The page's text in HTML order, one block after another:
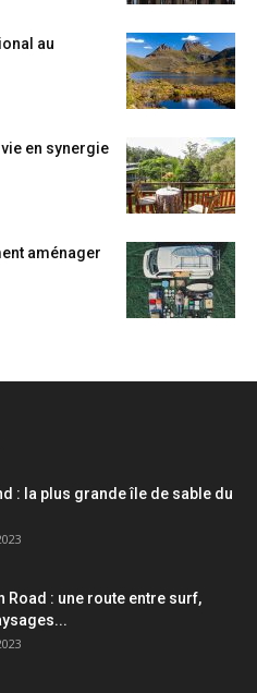
au
en synergie
aménager
: la plus grande île de sable du
Road : une route entre surf,